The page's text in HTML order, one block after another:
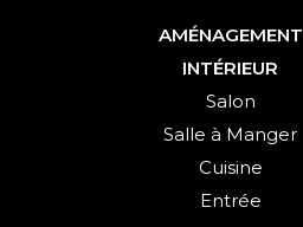
AMÉNAGEMENT
INTÉRIEUR
Salon
Salle à Manger
Cuisine
Entrée